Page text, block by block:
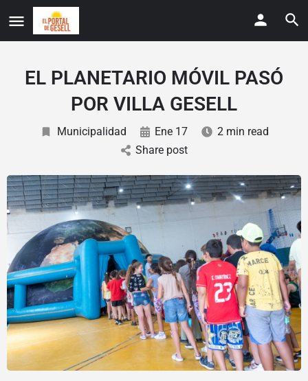
EL PLANETARIO MÓVIL PASÓ
POR VILLA GESELL
Municipalidad Ene 17
2 min read
Share post